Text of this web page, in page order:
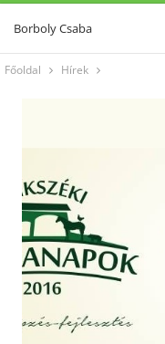
Borboly Csaba
Főoldal Hírek